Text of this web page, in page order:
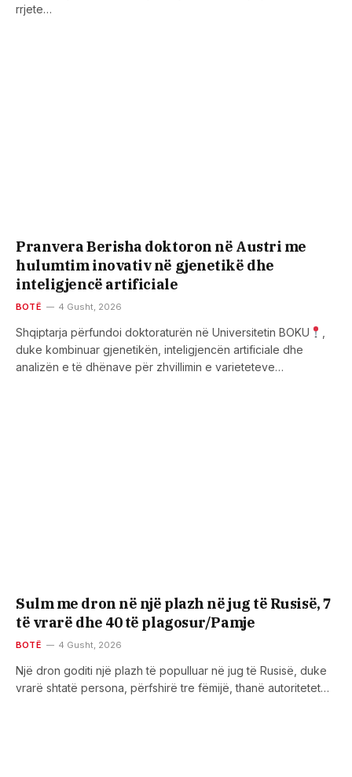
rrjete…
Pranvera Berisha doktoron në Austri me
hulumtim inovativ në gjenetikë dhe
inteligjencë artificiale
BOTË 4 Gusht, 2026
Shqiptarja përfundoi doktoraturën në Universitetin BOKU
duke kombinuar gjenetikën, inteligjencën artificiale dhe
analizën e të dhënave për zhvillimin e varieteteve…
Sulm me dron në një plazh në jug të Rusisë, 7
të vrarë dhe 40 të plagosur/Pamje
BOTË 4 Gusht, 2026
Një dron goditi një plazh të populluar në jug të Rusisë, duke
vrarë shtatë persona, përfshirë tre fëmijë, thanë autoritetet…